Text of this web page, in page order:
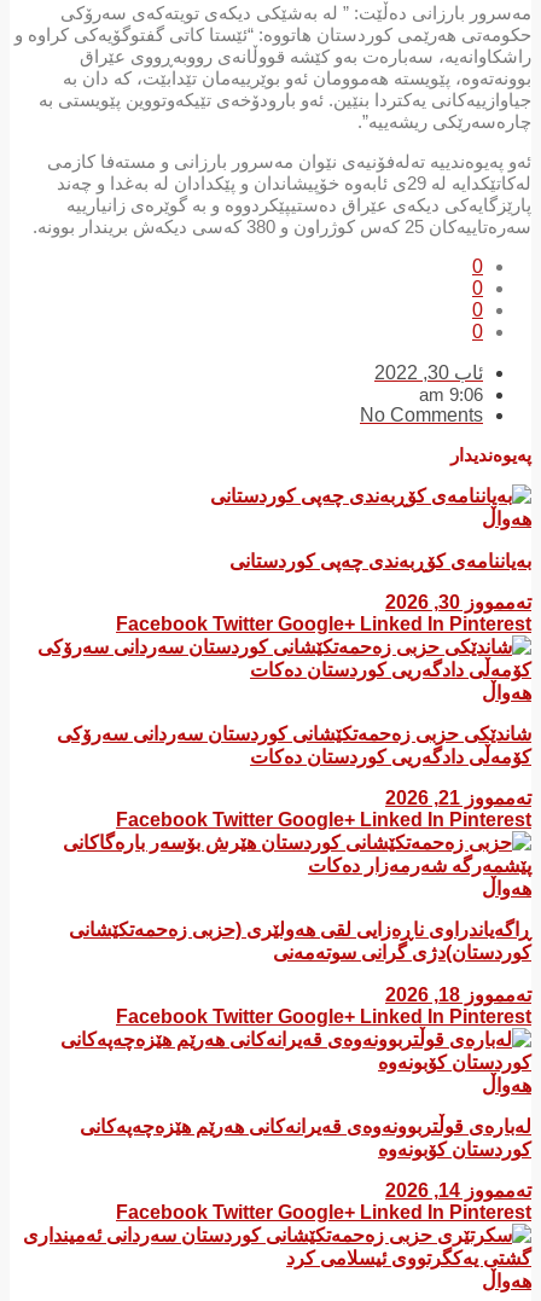
مەسرور بارزانی دەڵێت: ” لە بەشێکی دیکەی تویتەکەی سەرۆکی
حکومەتی هەرێمی کوردستان هاتووە: “ئێستا کاتی گفتوگۆیەکی کراوە و
راشکاوانەیە، سەبارەت بەو کێشە قووڵانەی رووبەڕووی عێراق
بوونەتەوە، پێویستە هەموومان ئەو بوێرییەمان تێدابێت، کە دان بە
جیاوازییەکانی یەکتردا بنێین. ئەو بارودۆخەی تێیکەوتووین پێویستی بە
چارەسەرێکی ریشەییە”.
ئەو پەیوەندییە تەلەفۆنیەی نێوان مەسرور بارزانی و مستەفا کازمی
لەکاتێکدایە لە 29ی ئابەوە خۆپیشاندان و پێکدادان لە بەغدا و چەند
پارێزگایەکی دیکەی عێراق دەستیپێکردووە و بە گوێرەی زانیارییە
سەرەتاییەکان 25 کەس کوژراون و 380 کەسی دیکەش بریندار بوونە.
0
0
0
0
ئاب 30, 2022
9:06 am
No Comments
پەیوەندیدار
هەواڵ
بەیاننامەی کۆڕبەندی چەپی کوردستانی
تەممووز 30, 2026
Facebook Twitter Google+ Linked In Pinterest
هەواڵ
شاندێکی حزبی زەحمەتکێشانی کوردستان سەردانی سەرۆکی
کۆمەڵی دادگەریی کوردستان دەکات
تەممووز 21, 2026
Facebook Twitter Google+ Linked In Pinterest
هەواڵ
ڕاگەیاندراوی ناڕەزایی لقی هەولێری (حزبی زەحمەتکێشانی
کوردستان)دژی گرانی سوتەمەنی
تەممووز 18, 2026
Facebook Twitter Google+ Linked In Pinterest
هەواڵ
لەبارەی قوڵتربوونەوەی قەیرانەكانی هەرێم هێزەچەپەكانی
كوردستان كۆبونەوە
تەممووز 14, 2026
Facebook Twitter Google+ Linked In Pinterest
هەواڵ